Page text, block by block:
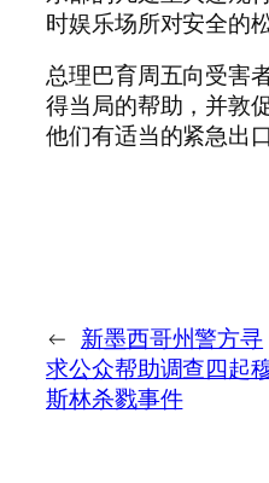
时娱乐场所对安全的
总理巴育周五向受害
得当局的帮助，并敦
他们有适当的紧急出
← 新墨西哥州警方寻
求公众帮助调查四起
斯林杀戮事件